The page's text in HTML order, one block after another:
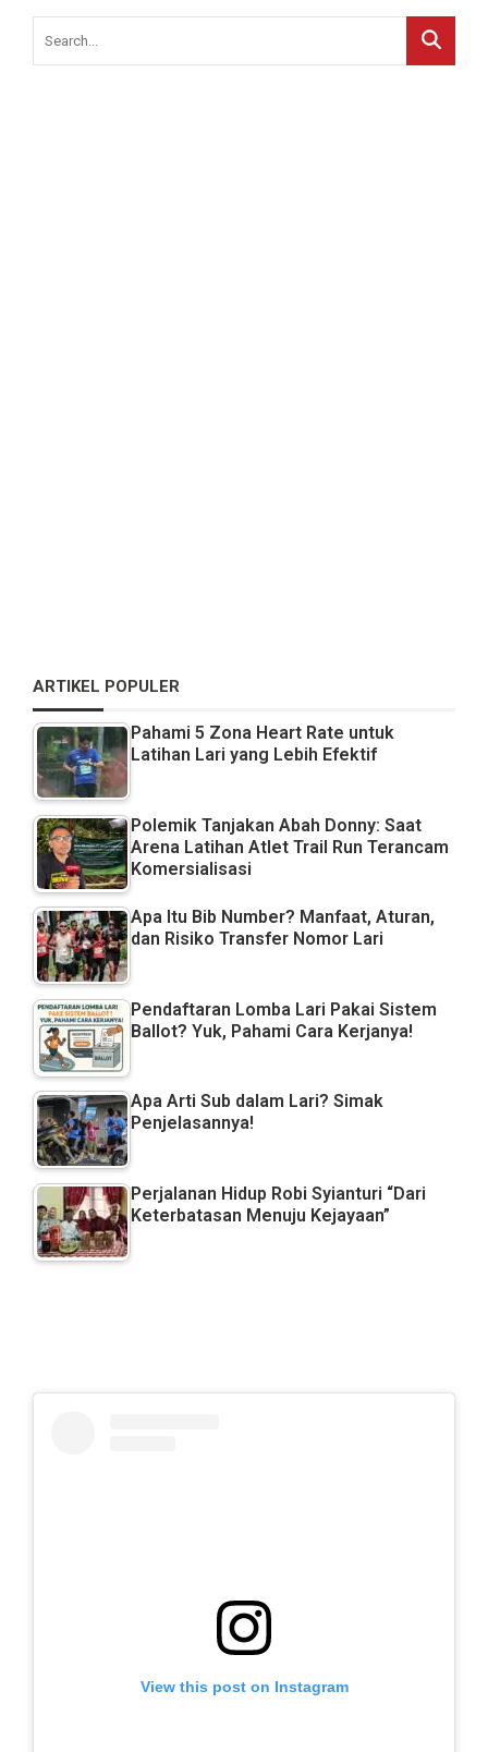
ARTIKEL POPULER
Pahami 5 Zona Heart Rate untuk
Latihan Lari yang Lebih Efektif
Polemik Tanjakan Abah Donny: Saat
Arena Latihan Atlet Trail Run Terancam
Komersialisasi
Apa Itu Bib Number? Manfaat, Aturan,
dan Risiko Transfer Nomor Lari
Pendaftaran Lomba Lari Pakai Sistem
Ballot? Yuk, Pahami Cara Kerjanya!
Apa Arti Sub dalam Lari? Simak
Penjelasannya!
Perjalanan Hidup Robi Syianturi “Dari
Keterbatasan Menuju Kejayaan”
View this post on Instagram